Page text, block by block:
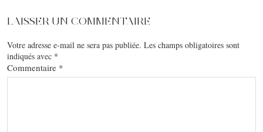
LAISSER UN COMMENTAIRE
Votre adresse e-mail ne sera pas publiée. Les champs obligatoires sont
indiqués avec *
Commentaire *